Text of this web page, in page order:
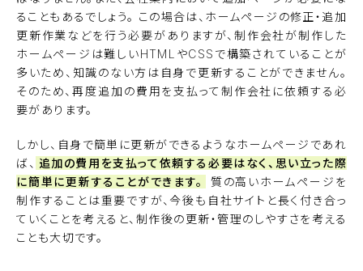
ることもあるでしょう。 この場合は、ホームページの修正・追加
更新作業などを行う必要がありますが、制作会社が制作した
ホームページは難しいHTMLやCSSで構築されていることが
多いため、知識のない方は自身で更新することができません。
そのため、再度追加の費用を支払って制作会社に依頼する必
要があります。
しかし、自身で簡単に更新ができるようなホームページであれ
ば、 追加の費用を支払って依頼する必要はなく、思い立った際
に簡単に更新することができます。
質の高いホームページを
制作することは重要ですが、今後も自社サイトと長く付き合っ
ていくことを考えると、制作後の更新・管理のしやすさを考える
ことも大切です。